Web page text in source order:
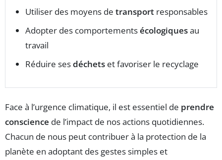
Utiliser des moyens de transport responsables
Adopter des comportementsécologiquesau
travail
Réduire sesdéchets et favoriser le recyclage
Face à l’urgence climatique, il est essentiel de prendre
conscience de l’impact de nos actions quotidiennes.
Chacun de nous peut contribuer à la protection de la
planète en adoptant des gestes simples et